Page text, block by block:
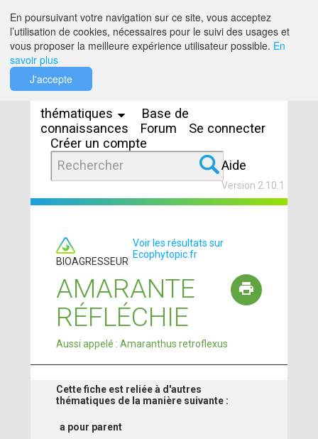
thématiques
Base de
connaissances
Forum
Se connecter
Créer un compte
Aide
Version 2.10.1
BIOAGRESSEUR
Voir les résultats sur
Ecophytopic.fr
AMARANTE
RÉFLÉCHIE
Aussi appelé : Amaranthus retroflexus
Cette fiche est reliée à d'autres
thématiques de la manière suivante :
a pour parent
En poursuivant votre navigation sur ce site, vous acceptez
l’utilisation de cookies, nécessaires pour le suivi des usages et
vous proposer la meilleure expérience utilisateur possible. En
savoir plus
J'accepte